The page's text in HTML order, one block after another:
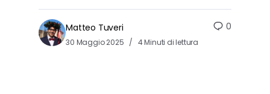
Matteo Tuveri
30 Maggio 2025 4 Minuti di lettura
0